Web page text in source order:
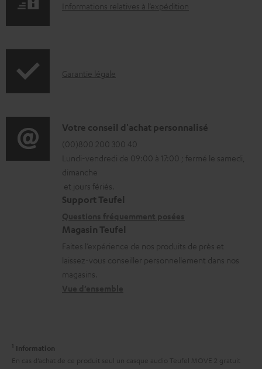
n
t
é
c
h
a
r
g
e
a
b
l
I
r
t
i
o
n
s
e
a
s
Informations relatives à l’expédition
I
o
r
m
a
t
o
n
s
t
Garantie légale
D
é
t
a
i
s
c
o
t
Votre conseil d'achat personnalisé
(00)800 200 300 40
Lundi-vendredi de 09:00 à 17:00 ; fermé le samedi,
dimanche
et jours fériés.
Support Teufel
Magasin Teufel
Faites l’expérience de nos produits de près et
laissez-vous conseiller personnellement dans nos
magasins.
1 Information
En cas d’achat de ce produit seul un casque audio Teufel MOVE 2 gratuit